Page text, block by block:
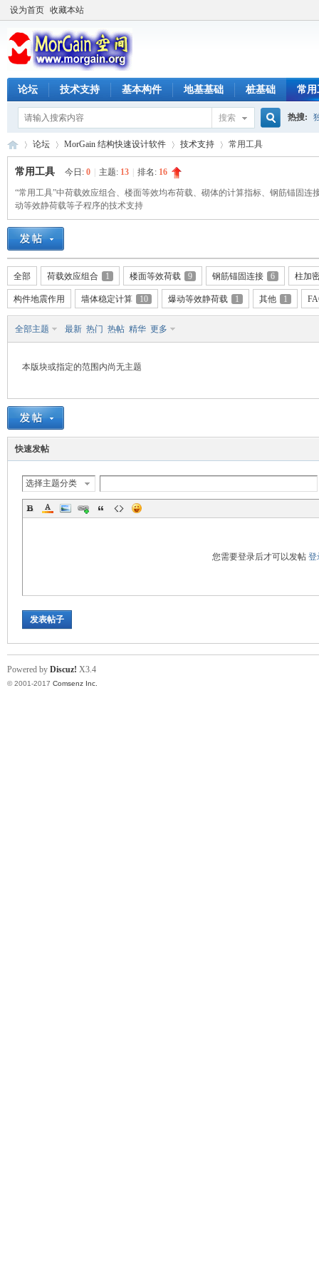
设为首页 收藏本站
论坛 技术支持 基本构件 地基基础 桩基础 常用
搜索
索
热搜:
»
论坛
›
MorGain 结构快速设计软件 技术支持 常用工具
常用工具 今日: 0 主题: 13 排名: 16
“常用工具”中荷载效应组合、楼面等效均布荷载、砌体的计算指标、钢筋锚固
动等效静荷载等子程序的技术支持
全部 荷载效应组合 1 楼面等效荷载 9 钢筋锚固连接 6 柱加
构件地震作用 墙体稳定计算 10 爆动等效静荷载 1 其他 1
全部主题 最新 热门 热帖 精华 更多
本版块或指定的范围内尚无主题
快速发帖
选择主题分类
您需要登录后才可以发帖 登
发表帖子
Powered by Discuz! X3.4
© 2001-2017 Comsenz Inc.